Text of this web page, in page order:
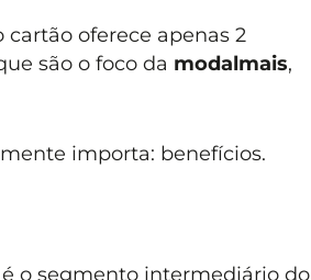
oferece apenas 2
são o foco da modalmais,
importa: benefícios.
é o segmento intermediário do